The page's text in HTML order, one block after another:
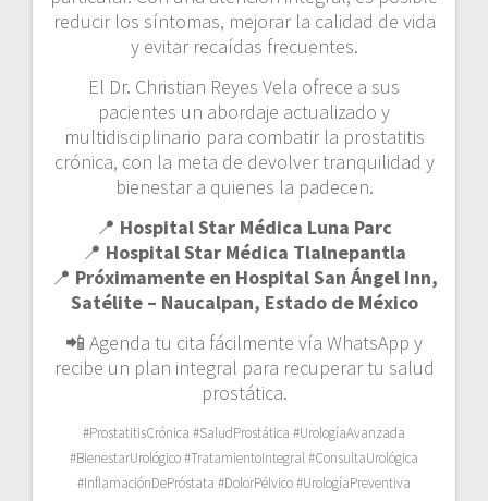
reducir los síntomas, mejorar la calidad de vida
y evitar recaídas frecuentes.
El Dr. Christian Reyes Vela ofrece a sus
pacientes un abordaje actualizado y
multidisciplinario para combatir la prostatitis
crónica, con la meta de devolver tranquilidad y
bienestar a quienes la padecen.
📍 Hospital Star Médica Luna Parc
📍 Hospital Star Médica Tlalnepantla
📍 Próximamente en Hospital San Ángel Inn,
Satélite – Naucalpan, Estado de México
📲 Agenda tu cita fácilmente vía WhatsApp y
recibe un plan integral para recuperar tu salud
prostática.
#ProstatitisCrónica #SaludProstática #UrologíaAvanzada
#BienestarUrológico #TratamientoIntegral #ConsultaUrológica
#InflamaciónDePróstata #DolorPélvico #UrologíaPreventiva